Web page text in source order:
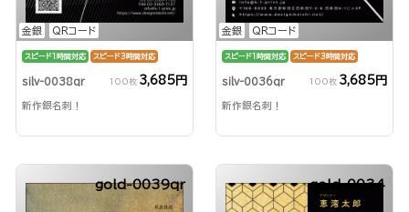
金銀 QRコード
スピード1時間対応 スピード3時間対応
silv-0038qr 100枚 3,685円
新作銀名刺！
金銀 QRコード
スピード1時間対応 スピード3時間対応
silv-0036qr 100枚 3,685円
新作銀名刺！
gold-0039qr gold-0034